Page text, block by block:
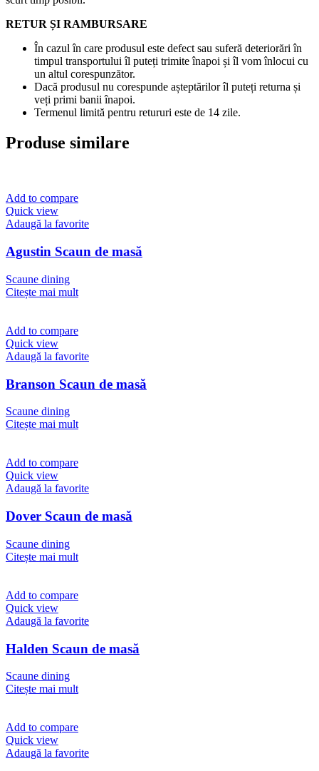
RETUR ȘI RAMBURSARE
În cazul în care produsul este defect sau suferă deteriorări în
timpul transportului îl puteți trimite înapoi și îl vom înlocui cu
un altul corespunzător.
Dacă produsul nu corespunde așteptărilor îl puteți returna și
veți primi banii înapoi.
Termenul limită pentru retururi este de 14 zile.
Produse similare
Add to compare
Quick view
Adaugă la favorite
Agustin Scaun de masă
Scaune dining
Citește mai mult
Add to compare
Quick view
Adaugă la favorite
Branson Scaun de masă
Scaune dining
Citește mai mult
Add to compare
Quick view
Adaugă la favorite
Dover Scaun de masă
Scaune dining
Citește mai mult
Add to compare
Quick view
Adaugă la favorite
Halden Scaun de masă
Scaune dining
Citește mai mult
Add to compare
Quick view
Adaugă la favorite